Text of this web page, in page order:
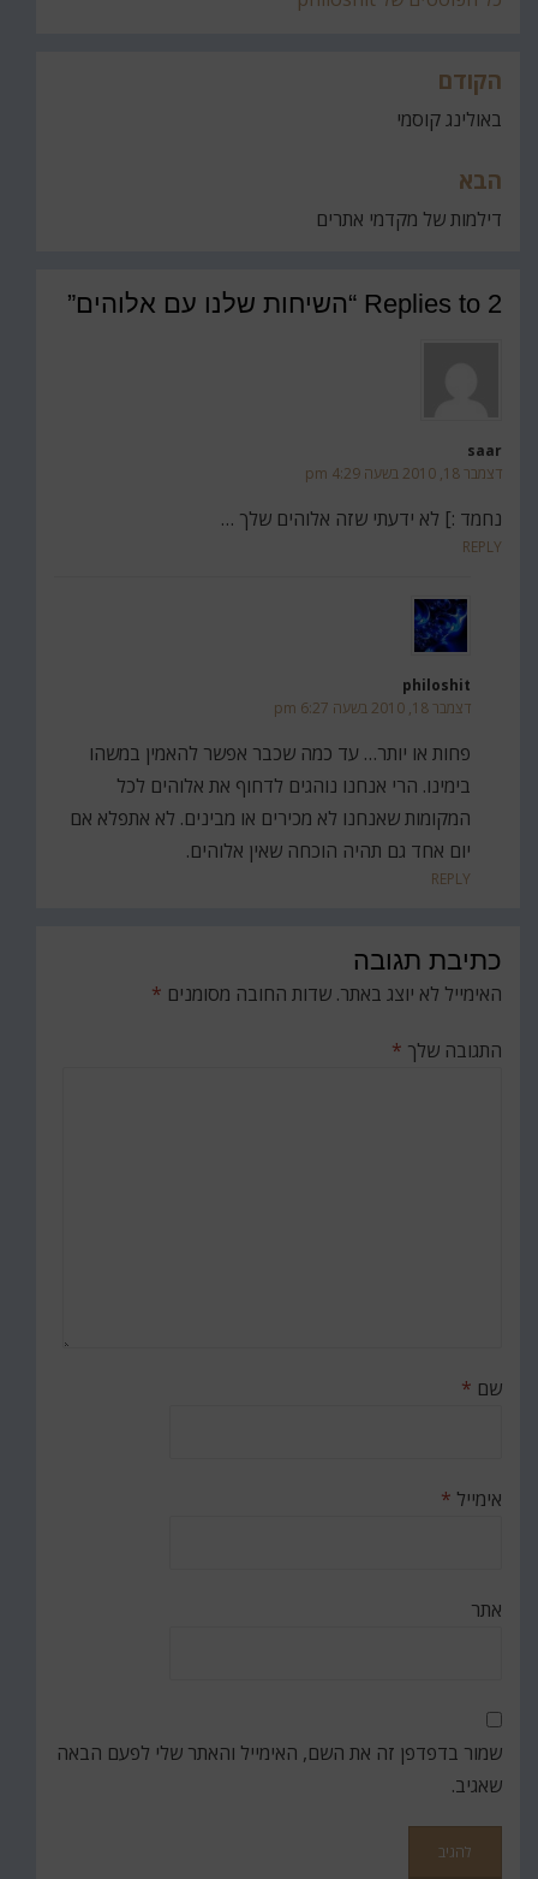
ניווט
הקודם
באולינג קוסמי
הבא
דילמות של מקדמי אתרים
2 Replies to “השיחות שלנו עם אלוהים”
saar
דצמבר 18, 2010 בשעה 4:29 pm
נחמד :] לא ידעתי שזה אלוהים שלך …
REPLY
philoshit
דצמבר 18, 2010 בשעה 6:27 pm
פחות או יותר… עד כמה שכבר אפשר להאמין במשהו
בימינו. הרי אנחנו נוהגים לדחוף את אלוהים לכל
המקומות שאנחנו לא מכירים או מבינים. לא אתפלא אם
יום אחד גם תהיה הוכחה שאין אלוהים.
REPLY
כתיבת תגובה
האימייל לא יוצג באתר. שדות החובה מסומנים *
התגובה שלך *
שם *
אימייל *
אתר
שמור בדפדפן זה את השם, האימייל והאתר שלי לפעם הבאה
שאגיב.